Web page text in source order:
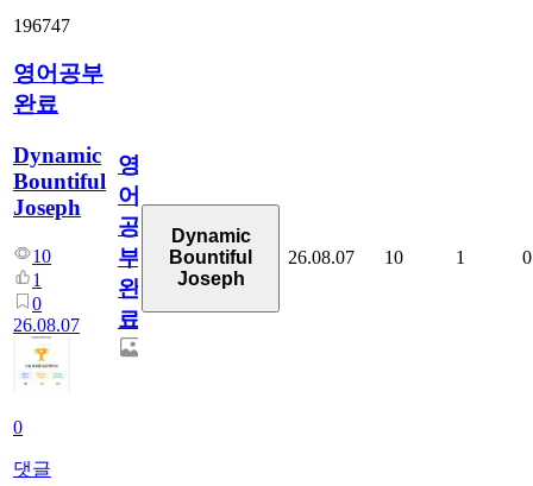
196747
영어공부
완료
Dynamic
Bountiful
Joseph
10
1
0
26.08.07
0
댓글
영
어
공
부
완
료
Dynamic
Bountiful
Joseph
26.08.07 10 1 0